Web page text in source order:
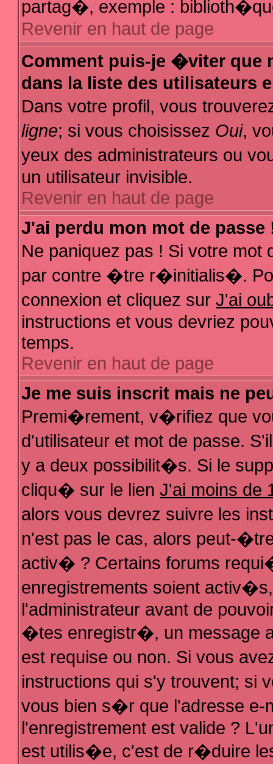
partag�, exemple :
Revenir en haut de page
Comment puis-je �viter que
dans la liste des utilisateurs
Dans votre profil, vous
ligne; si vous choisissez Oui,
yeux des administrateurs ou
un utilisateur invisible.
Revenir en haut de page
J'ai perdu mon mot de passe
Ne paniquez pas ! Si votre
par contre �tre r�initialis�.
connexion et cliquez sur J'ai
instructions et vous devriez
temps.
Revenir en haut de page
Je me suis inscrit mais ne
Premi�rement, v�rifiez que
d'utilisateur et mot de passe.
y a deux possibilit�s. Si le
cliqu� sur le lien J'ai moins de
alors vous devrez suivre les
n'est pas le cas, alors peut-
activ� ? Certains forums
enregistrements soient
l'administrateur avant de
�tes enregistr�, un message
est requise ou non. Si vous
instructions qui s'y trouvent;
vous bien s�r que l'adresse e-
l'enregistrement est valide ?
est utilis�e, c'est de r�duire